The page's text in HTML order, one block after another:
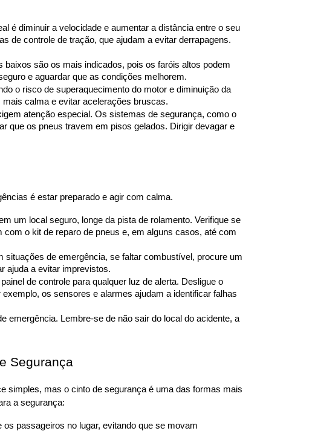
é diminuir a velocidade e aumentar a distância entre o seu
de controle de tração, que ajudam a evitar derrapagens.
são os mais indicados, pois os faróis altos podem
e aguardar que as condições melhorem.
o risco de superaquecimento do motor e diminuição da
calma e evitar acelerações bruscas.
atenção especial. Os sistemas de segurança, como o
que os pneus travem em pisos gelados. Dirigir devagar e
é estar preparado e agir com calma.
um local seguro, longe da pista de rolamento. Verifique se
o kit de reparo de pneus e, em alguns casos, até com
de emergência, se faltar combustível, procure um
ajuda a evitar imprevistos.
de controle para qualquer luz de alerta. Desligue o
exemplo, os sensores e alarmes ajudam a identificar falhas
emergência. Lembre-se de não sair do local do acidente, a
Segurança
simples, mas o cinto de segurança é uma das formas mais
a segurança:
passageiros no lugar, evitando que se movam